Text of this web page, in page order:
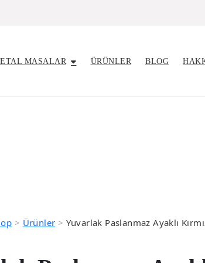
MASALAR ÜRÜNLER BLOG
> Ürünler > Yuvarlak Paslanmaz Ayaklı